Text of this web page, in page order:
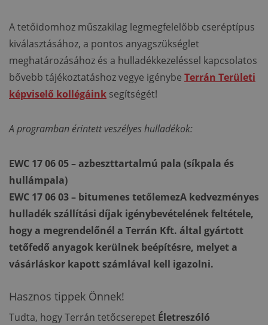
A tetőidomhoz műszakilag legmegfelelőbb cseréptípus
kiválasztásához, a pontos anyagszükséglet
meghatározásához és a hulladékkezeléssel kapcsolatos
bővebb tájékoztatáshoz vegye igénybe Terrán Területi
képviselő kollégáink segítségét!
A programban érintett veszélyes hulladékok:
EWC 17 06 05 – azbeszttartalmú pala (síkpala és
hullámpala)
EWC 17 06 03 – bitumenes tetőlemezA kedvezményes
hulladék szállítási díjak igénybevételének feltétele,
hogy a megrendelőnél a Terrán Kft. által gyártott
tetőfedő anyagok kerülnek beépítésre, melyet a
vásárláskor kapott számlával kell igazolni.
Hasznos tippek Önnek!
Tudta, hogy Terrán tetőcserepet Életreszóló